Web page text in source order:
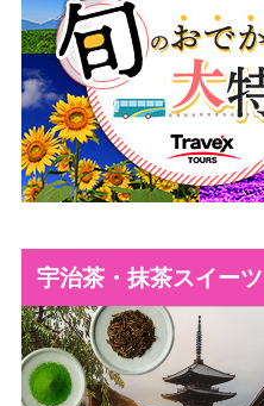
宇治茶・抹茶スイーツ